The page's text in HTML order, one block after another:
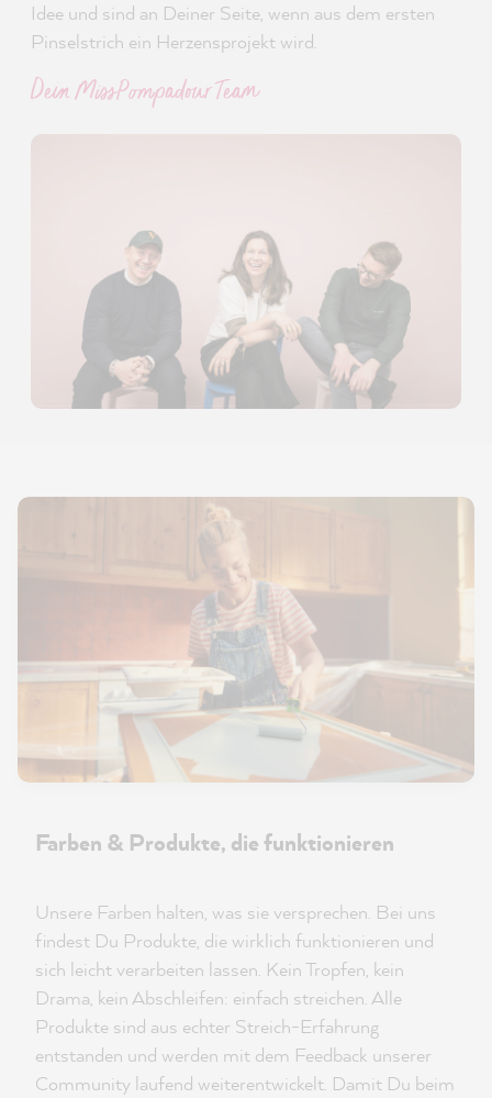
Idee und sind an Deiner Seite, wenn aus dem ersten
Pinselstrich ein Herzensprojekt wird.
Dein MissPompadour Team
Farben & Produkte, die funktionieren
Unsere Farben halten, was sie versprechen. Bei uns
findest Du Produkte, die wirklich funktionieren und
sich leicht verarbeiten lassen. Kein Tropfen, kein
Drama, kein Abschleifen: einfach streichen. Alle
Produkte sind aus echter Streich-Erfahrung
entstanden und werden mit dem Feedback unserer
Community laufend weiterentwickelt. Damit Du beim